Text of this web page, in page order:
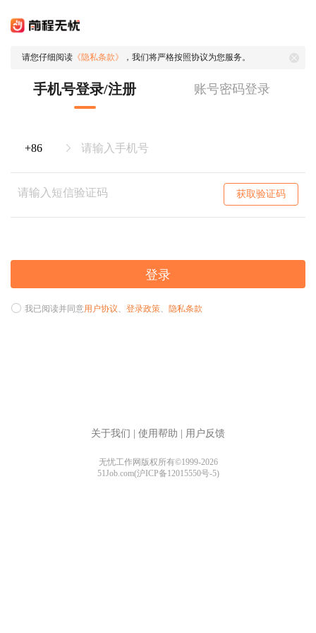
请您仔细阅读 《隐私条款》 ，我们将严格按照协议为您服务。
手机号登录/注册 账号密码登录
获取验证码
登录
我已阅读并同意用户协议、 登录政策、 隐私条款
关于我们 使用帮助 用户反馈
无忧工作网版权所有©1999-2026
51Job.com(沪ICP备12015550号-5)